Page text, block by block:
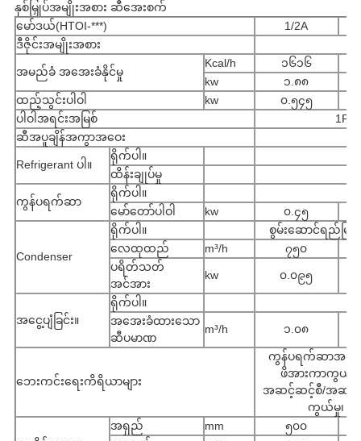
နှစ်မြှုပ်အမျိုးအစား ဆီအေးစက်
မော်ဒယ်(HTOI-***)
1/2A
ဒီဇိုင်းအမျိုးအစား
အမည်ခံ အအေးခံနိုင်မှု
Kcal/h
၁၆၁၆
kw
၁.၈၈
ထည့်သွင်းပါဝါ
kw
၀.၅၄၅
ပါဝါအရင်းအမြစ်
1PH
ဆီအပူချိန်အကွာအဝေး
Refrigerant ပါ။
ရိုက်ပါ။
ထိန်းချုပ်မှု
ကွန်ပရက်ဆာ
ရိုက်ပါ။
မော်တော်ပါဝါ
kw ၀.၄၅
Condenser
ရိုက်ပါ။
စွမ်းဆောင်ရည်မြ
လေထုထည်
m³/h
၇၅၀
ပရိတ်သတ်
အင်အား
kw ၀.၀၉၅
အငွေ့ပျံခြင်း။
ရိုက်ပါ။
အအေးခံထားသော
ဆီပမာဏ
m³/h ၁.၀၈
ဘေးကင်းရေးကိရိယာများ
ကွန်ပရက်ဆာအတွင်
ဖိအားကာကွယ်မှု
အဆင့်ဆင့်စီ/အဆင့်
ကွယ်မှု၊ အ
အရှည် mm
၅၀၀